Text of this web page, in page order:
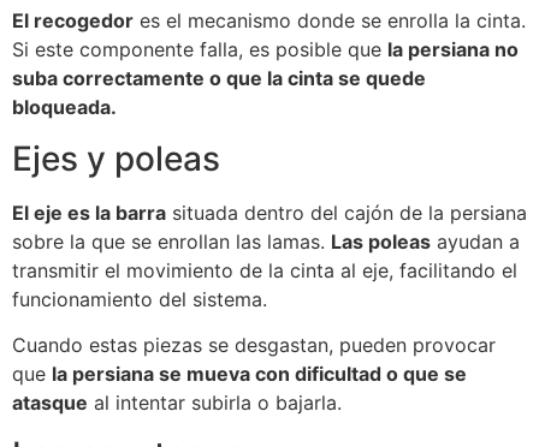
El recogedor es el mecanismo donde se enrolla la cinta.
Si este componente falla, es posible que la persiana no
suba correctamente o que la cinta se quede
bloqueada.
Ejes y poleas
El eje es la barra situada dentro del cajón de la persiana
sobre la que se enrollan las lamas. Las poleas ayudan a
transmitir el movimiento de la cinta al eje, facilitando el
funcionamiento del sistema.
Cuando estas piezas se desgastan, pueden provocar
que la persiana se mueva con dificultad o que se
atasque al intentar subirla o bajarla.